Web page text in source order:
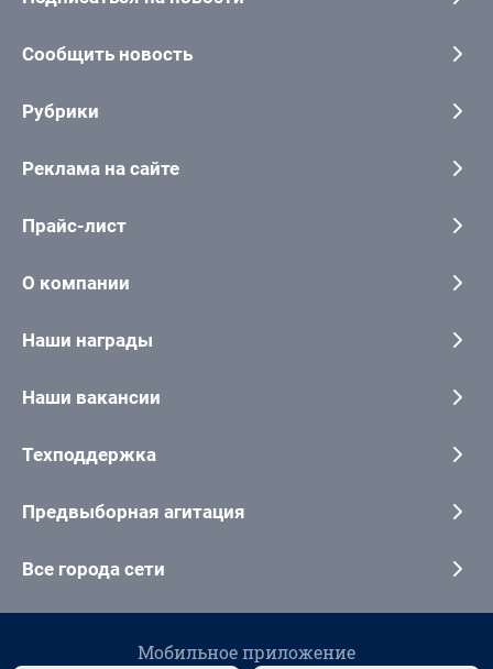
Сообщить новость
Рубрики
Реклама на сайте
Прайс-лист
О компании
Наши награды
Наши вакансии
Техподдержка
Предвыборная агитация
Все города сети
Мобильное приложение